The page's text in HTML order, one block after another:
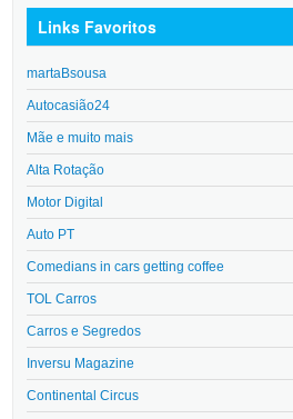
Links Favoritos
martaBsousa
Autocasião24
Mãe e muito mais
Alta Rotação
Motor Digital
Auto PT
Comedians in cars getting coffee
TOL Carros
Carros e Segredos
Inversu Magazine
Continental Circus